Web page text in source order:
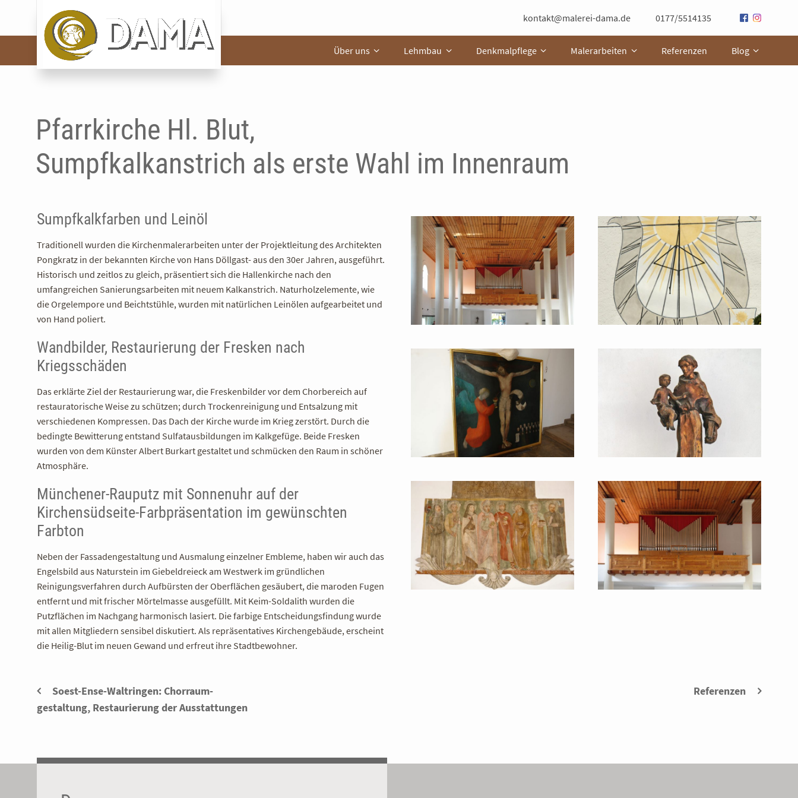
kontakt@malerei-dama.de 0177/5514135
Über uns Lehmbau Denkmalpflege Malerarbeiten Referenzen Blog
Pfarrkirche Hl. Blut,
Sumpfkalkanstrich als erste Wahl im Innenraum
Sumpfkalkfarben und Leinöl
Traditionell wurden die Kirchenmalerarbeiten unter der Projektleitung des Architekten
Pongkratz in der bekannten Kirche von Hans Döllgast- aus den 30er Jahren, ausgeführt.
Historisch und zeitlos zu gleich, präsentiert sich die Hallenkirche nach den
umfangreichen Sanierungsarbeiten mit neuem Kalkanstrich. Naturholzelemente, wie
die Orgelempore und Beichtstühle, wurden mit natürlichen Leinölen aufgearbeitet und
von Hand poliert.
Wandbilder, Restaurierung der Fresken nach
Kriegsschäden
Das erklärte Ziel der Restaurierung war, die Freskenbilder vor dem Chorbereich auf
restauratorische Weise zu schützen; durch Trockenreinigung und Entsalzung mit
verschiedenen Kompressen. Das Dach der Kirche wurde im Krieg zerstört. Durch die
bedingte Bewitterung entstand Sulfatausbildungen im Kalkgefüge. Beide Fresken
wurden von dem Künster Albert Burkart gestaltet und schmücken den Raum in schöner
Atmosphäre.
Münchener-Rauputz mit Sonnenuhr auf der
Kirchensüdseite-Farbpräsentation im gewünschten
Farbton
Neben der Fassadengestaltung und Ausmalung einzelner Embleme, haben wir auch das
Engelsbild aus Naturstein im Giebeldreieck am Westwerk im gründlichen
Reinigungsverfahren durch Aufbürsten der Oberflächen gesäubert, die maroden Fugen
entfernt und mit frischer Mörtelmasse ausgefüllt. Mit Keim-Soldalith wurden die
Putzflächen im Nachgang harmonisch lasiert. Die farbige Entscheidungsfindung wurde
mit allen Mitgliedern sensibel diskutiert. Als repräsentatives Kirchengebäude, erscheint
die Heilig-Blut im neuen Gewand und erfreut ihre Stadtbewohner.
Soest-Ense-Waltringen: Chorraum­
gestaltung, Restaurierung der Ausstattungen
Referenzen